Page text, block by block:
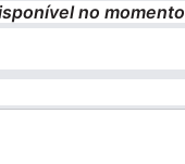
no momento